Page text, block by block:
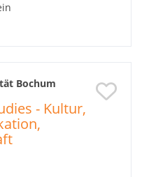
Bochum
- Kultur,